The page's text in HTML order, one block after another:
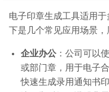
电子印章生成工具适用
下是几个常见应用场景，
企业办公 ：公司可以
或部门章，用于电子
快速生成录用通知书